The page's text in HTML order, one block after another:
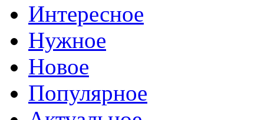
Интересное
Нужное
Новое
Популярное